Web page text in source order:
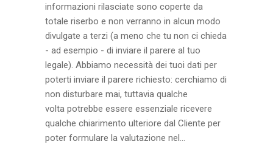
informazioni rilasciate sono coperte da
totale riserbo e non verranno in alcun modo
divulgate a terzi (a meno che tu non ci chieda
- ad esempio - di inviare il parere al tuo
legale). Abbiamo necessità dei tuoi dati per
poterti inviare il parere richiesto: cerchiamo di
non disturbare mai, tuttavia qualche
volta potrebbe essere essenziale ricevere
qualche chiarimento ulteriore dal Cliente per
poter formulare la valutazione nel...